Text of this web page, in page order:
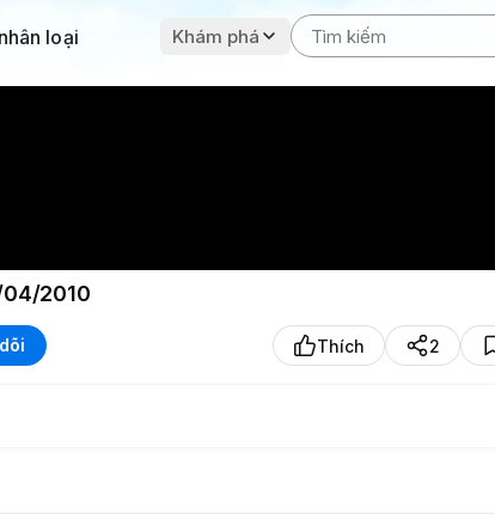
loại Khám phá
04/2010
Thích 2